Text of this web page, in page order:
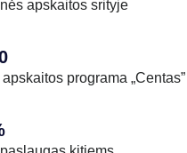
apskaitos srityje
programa „Centas”